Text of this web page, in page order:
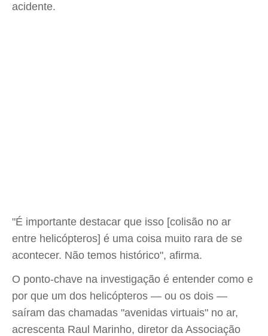
acidente.
"É importante destacar que isso [colisão no ar
entre helicópteros] é uma coisa muito rara de se
acontecer. Não temos histórico", afirma.
O ponto-chave na investigação é entender como e
por que um dos helicópteros — ou os dois —
saíram das chamadas "avenidas virtuais" no ar,
acrescenta Raul Marinho, diretor da Associação